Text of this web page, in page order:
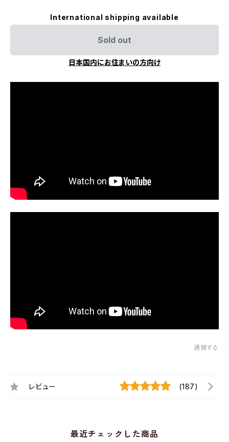
International shipping available
Sold out
日本国内にお住まいの方向け
通報する
レビュー (187)
最近チェックした商品